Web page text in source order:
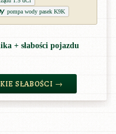
pompa wody pasek K9K
+ słabości pojazdu
SŁABOŚCI →